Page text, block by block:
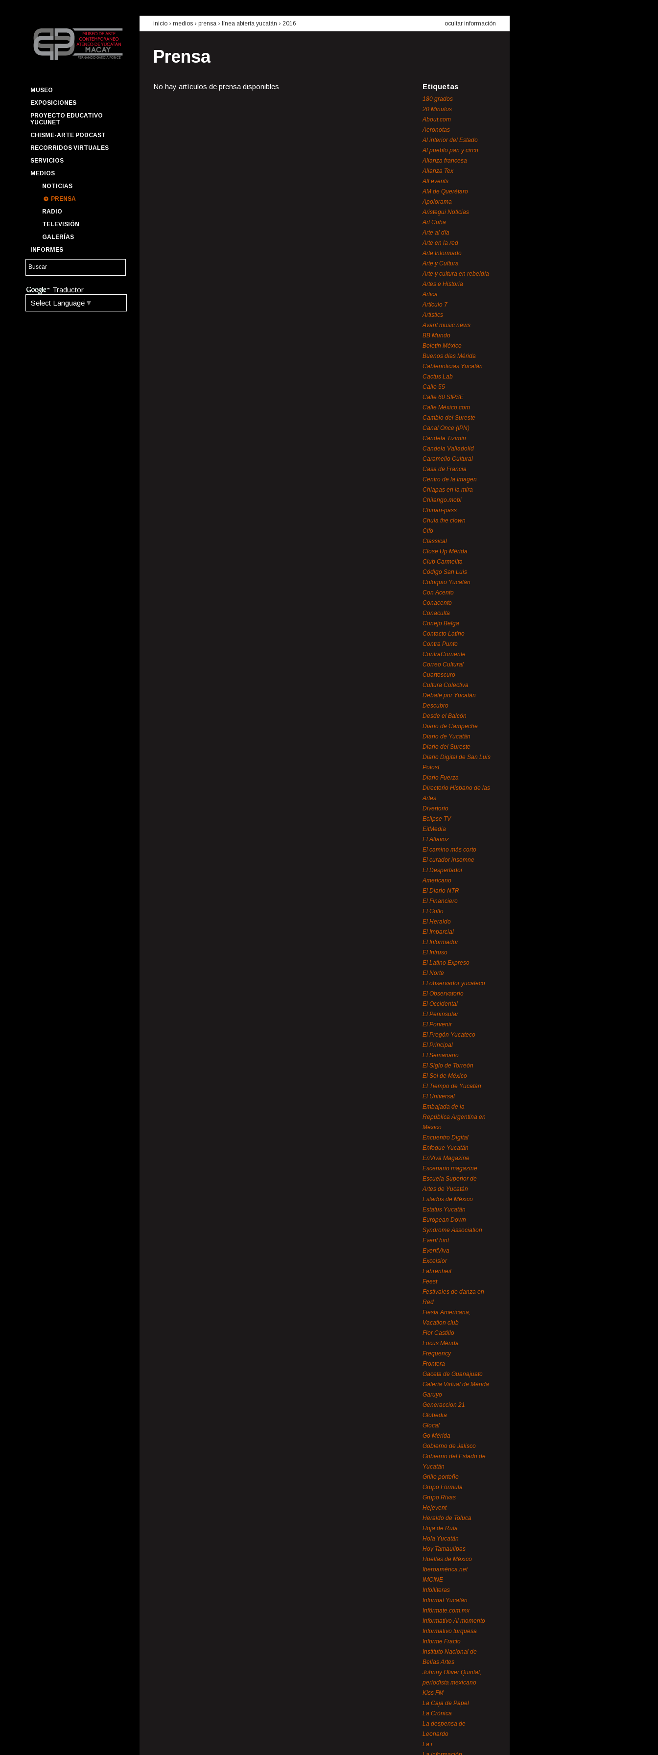
MUSEO
EXPOSICIONES
PROYECTO EDUCATIVO
YUCUNET
CHISME-ARTE PODCAST
RECORRIDOS VIRTUALES
SERVICIOS
MEDIOS
NOTICIAS
PRENSA
RADIO
TELEVISIÓN
GALERÍAS
INFORMES
Traductor
Select Language ▼
inicio › medios › prensa › línea abierta yucatán › 2016 ocultar información
Prensa
No hay artículos de prensa disponibles Etiquetas
180 grados
20 Minutos
About.com
Aeronotas
Al interior del Estado
Al pueblo pan y circo
Alianza francesa
Alianza Tex
All events
AM de Querétaro
Apolorama
Aristegui Noticias
Art Cuba
Arte al día
Arte en la red
Arte Informado
Arte y Cultura
Arte y cultura en rebeldía
Artes e Historia
Artica
Artículo 7
Artistics
Avant music news
BB Mundo
Boletín México
Buenos días Mérida
Cablenoticias Yucatán
Cactus Lab
Calle 55
Calle 60 SIPSE
Calle México.com
Cambio del Sureste
Canal Once (IPN)
Candela Tizimín
Candela Valladolid
Caramello Cultural
Casa de Francia
Centro de la Imagen
Chiapas en la mira
Chilango.mobi
Chinan-pass
Chula the clown
Cifo
Classical
Close Up Mérida
Club Carmelita
Código San Luis
Coloquio Yucatán
Con Acento
Conacento
Conaculta
Conejo Belga
Contacto Latino
Contra Punto
ContraCorriente
Correo Cultural
Cuartoscuro
Cultura Colectiva
Debate por Yucatán
Descubro
Desde el Balcón
Diario de Campeche
Diario de Yucatán
Diario del Sureste
Diario Digital de San Luis
Potosí
Diario Fuerza
Directorio Hispano de las
Artes
Divertorio
Eclipse TV
EitMedia
El Altavoz
El camino más corto
El curador insomne
El Despertador
Americano
El Diario NTR
El Financiero
El Golfo
El Heraldo
El Imparcial
El Informador
El Intruso
El Latino Expreso
El Norte
El observador yucateco
El Observatorio
El Occidental
El Peninsular
El Porvenir
El Pregón Yucateco
El Principal
El Semanario
El Siglo de Torreón
El Sol de México
El Tiempo de Yucatán
El Universal
Embajada de la
República Argentina en
México
Encuentro Digital
Enfoque Yucatán
EnViva Magazine
Escenario magazine
Escuela Superior de
Artes de Yucatán
Estados de México
Estatus Yucatán
European Down
Syndrome Association
Event hint
EventViva
Excelsior
Fahrenheit
Feest
Festivales de danza en
Red
Fiesta Americana,
Vacation club
Flor Castillo
Focus Mérida
Frequency
Frontera
Gaceta de Guanajuato
Galería Virtual de Mérida
Garuyo
Generaccion 21
Globedia
Glocal
Go Mérida
Gobierno de Jalisco
Gobierno del Estado de
Yucatán
Grillo porteño
Grupo Fórmula
Grupo Rivas
Hejevent
Heraldo de Toluca
Hoja de Ruta
Hola Yucatán
Hoy Tamaulipas
Huellas de México
Iberoamérica.net
IMCINE
Infolliteras
Informat Yucatán
Infórmate.com.mx
Informativo Al momento
Informativo turquesa
Informe Fracto
Instituto Nacional de
Bellas Artes
Johnny Oliver Quintal,
periodista mexicano
Kiss FM
La Caja de Papel
La Crónica
La despensa de
Leonardo
La i